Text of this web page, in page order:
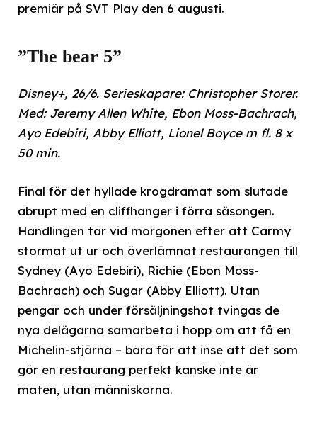
premiär på SVT Play den 6 augusti.
”The bear 5”
Disney+, 26/6. Serieskapare: Christopher Storer.
Med: Jeremy Allen White, Ebon Moss-Bachrach,
Ayo Edebiri, Abby Elliott, Lionel Boyce m fl. 8 x
50 min.
Final för det hyllade krogdramat som slutade
abrupt med en cliffhanger i förra säsongen.
Handlingen tar vid morgonen efter att Carmy
stormat ut ur och överlämnat restaurangen till
Sydney (Ayo Edebiri), Richie (Ebon Moss-
Bachrach) och Sugar (Abby Elliott). Utan
pengar och under försäljningshot tvingas de
nya delägarna samarbeta i hopp om att få en
Michelin-stjärna – bara för att inse att det som
gör en restaurang perfekt kanske inte är
maten, utan människorna.